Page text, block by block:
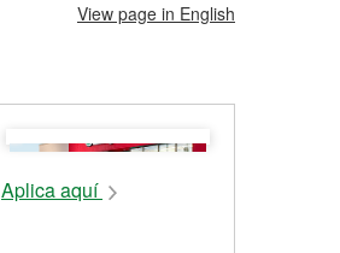
View page in English
Aplica aquí